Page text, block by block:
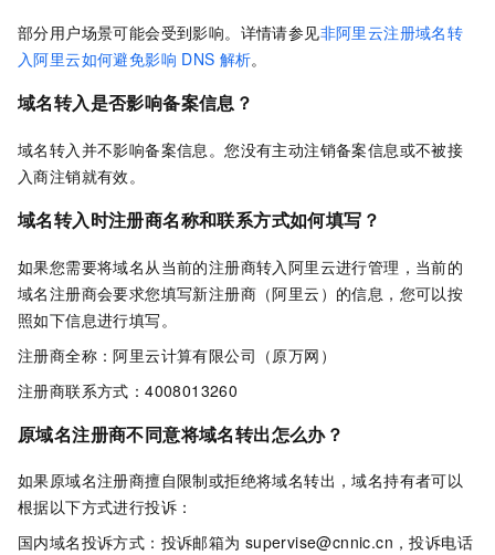
部分用户场景可能会受到影响。详情请参见非阿里云注册域名转
入阿里云如何避免影响 DNS 解析。
域名转入是否影响备案信息？
域名转入并不影响备案信息。您没有主动注销备案信息或不被接
入商注销就有效。
域名转入时注册商名称和联系方式如何填写？
如果您需要将域名从当前的注册商转入阿里云进行管理，当前的
域名注册商会要求您填写新注册商（阿里云）的信息，您可以按
照如下信息进行填写。
注册商全称：阿里云计算有限公司（原万网）
注册商联系方式：4008013260
原域名注册商不同意将域名转出怎么办？
如果原域名注册商擅自限制或拒绝将域名转出，域名持有者可以
根据以下方式进行投诉：
国内域名投诉方式：投诉邮箱为 supervise@cnnic.cn，投诉电话